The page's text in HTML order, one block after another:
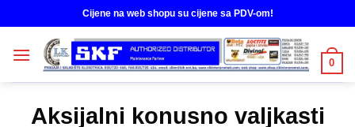
to
content
Cijene na web shopu su cijene sa PDV-om!
0
Aksijalni konusno valjkasti